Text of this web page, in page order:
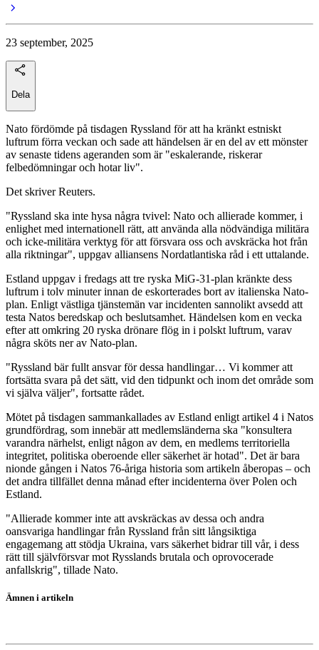
23 september, 2025
Dela
Nato fördömde på tisdagen Ryssland för att ha kränkt estniskt
luftrum förra veckan och sade att händelsen är en del av ett mönster
av senaste tidens ageranden som är "eskalerande, riskerar
felbedömningar och hotar liv".
Det skriver Reuters.
"Ryssland ska inte hysa några tvivel: Nato och allierade kommer, i
enlighet med internationell rätt, att använda alla nödvändiga militära
och icke-militära verktyg för att försvara oss och avskräcka hot från
alla riktningar", uppgav alliansens Nordatlantiska råd i ett uttalande.
Estland uppgav i fredags att tre ryska MiG-31-plan kränkte dess
luftrum i tolv minuter innan de eskorterades bort av italienska Nato-
plan. Enligt västliga tjänstemän var incidenten sannolikt avsedd att
testa Natos beredskap och beslutsamhet. Händelsen kom en vecka
efter att omkring 20 ryska drönare flög in i polskt luftrum, varav
några sköts ner av Nato-plan.
"Ryssland bär fullt ansvar för dessa handlingar… Vi kommer att
fortsätta svara på det sätt, vid den tidpunkt och inom det område som
vi själva väljer", fortsatte rådet.
Mötet på tisdagen sammankallades av Estland enligt artikel 4 i Natos
grundfördrag, som innebär att medlemsländerna ska "konsultera
varandra närhelst, enligt någon av dem, en medlems territoriella
integritet, politiska oberoende eller säkerhet är hotad". Det är bara
nionde gången i Natos 76-åriga historia som artikeln åberopas – och
det andra tillfället denna månad efter incidenterna över Polen och
Estland.
"Allierade kommer inte att avskräckas av dessa och andra
oansvariga handlingar från Ryssland från sitt långsiktiga
engagemang att stödja Ukraina, vars säkerhet bidrar till vår, i dess
rätt till självförsvar mot Rysslands brutala och oprovocerade
anfallskrig", tillade Nato.
Ämnen i artikeln